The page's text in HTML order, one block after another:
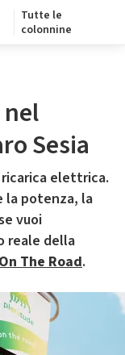
Tutte le
colonnine
Sesia
elettrica.
la potenza, la
vuoi
reale della
The Road.